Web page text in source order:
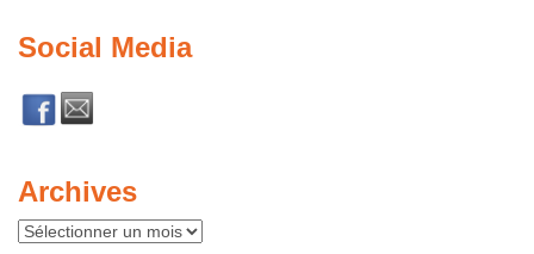
Social Media
Archives
Archives